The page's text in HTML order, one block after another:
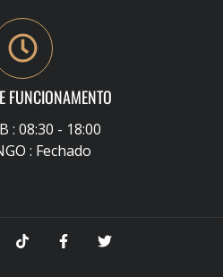
FUNCIONAMENTO
: 08:30 - 18:00
: Fechado